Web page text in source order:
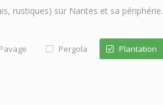
rustiques) sur Nantes et sa périphérie.
Pavage Pergola Plantation